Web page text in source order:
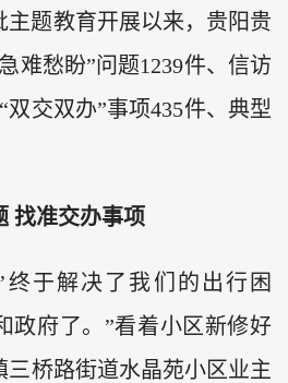
主题教育开展以来，贵阳贵
难愁盼”问题1239件、信访
双交双办”事项435件、典型
找准交办事项
终于解决了我们的出行困
政府了。”看着小区新修好
三桥路街道水晶苑小区业主